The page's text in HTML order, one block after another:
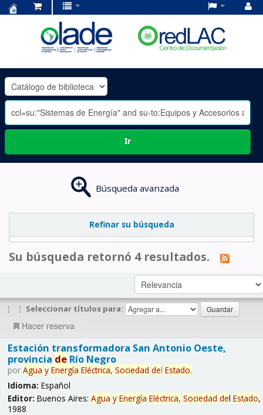
OLADE
-
Ir
Búsqueda avanzada
Refinar su búsqueda
Su búsqueda retornó 4 resultados.
| | Seleccionar títulos para:
Hacer reserva
Estación transformadora San Antonio Oeste,
provincia deRío Negro
por Agua y Energía Eléctrica, Sociedad del Estado.
Idioma: Español
Editor: Buenos Aires: Agua y Energía Eléctrica, Sociedad del Estado,
1988